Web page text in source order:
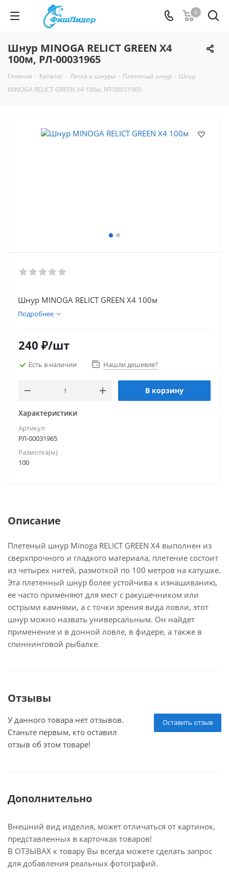
0
Шнур MINOGA RELICT GREEN Х4
100м, РЛ-00031965
Главная - Каталог - Леска и шнуры - Плетеный шнур - Шнур
MINOGA RELICT GREEN Х4 100м, РЛ-00031965
Шнур MINOGA RELICT GREEN Х4 100м
Подробнее
240 ₽/шт
Есть в наличии Нашли дешевле?
В корзину
Характеристики
Артикул
РЛ-00031965
Размотка(м)
100
Описание
Плетеный шнур Minoga RELICT GREEN Х4 выполнен из
сверхпрочного и гладкого материала, плетение состоит
из четырех нитей, размоткой по 100 метров на катушке.
Эта плетенный шнур более устойчива к изнашиванию,
ее часто применяют для мест с ракушечником или
острыми камнями, а с точки зрения вида ловли, этот
шнур можно назвать универсальным. Он найдет
применение и в донной ловле, в фидере, а также в
спиннинговой рыбалке.
Отзывы
Оставить отзыв
У данного товара нет отзывов.
Станьте первым, кто оставил
отзыв об этом товаре!
Дополнительно
Внешний вид изделия, может отличаться от картинок,
представленных в карточках товаров!
В ОТЗЫВАХ к товару Вы всегда можете сделать запрос
для добавления реальных фотографий.